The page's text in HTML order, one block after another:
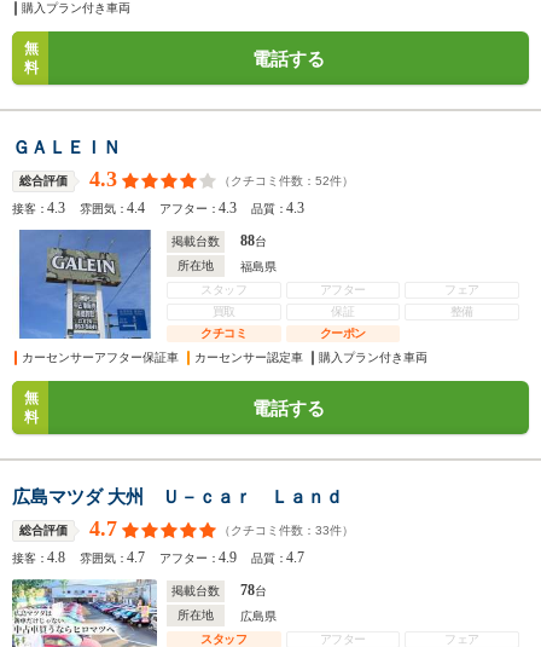
購入プラン付き車両
無
料
電話する
ＧＡＬＥＩＮ
総合評価 4.3 （クチコミ件数： 52件）
接客：4.3 雰囲気：4.4 アフター：4.3 品質：4.3
掲載台数 88台
所在地
福島県
スタッフ
アフター
フェア
買取
保証
整備
クチコミ
クーポン
カーセンサーアフター保証車
カーセンサー認定車 購入プラン付き車両
無
料
電話する
広島マツダ 大州 Ｕ－ｃａｒ Ｌａｎｄ
総合評価 4.7 （クチコミ件数： 33件）
接客：4.8 雰囲気：4.7 アフター：4.9 品質：4.7
掲載台数 78台
所在地
広島県
スタッフ
アフター
フェア